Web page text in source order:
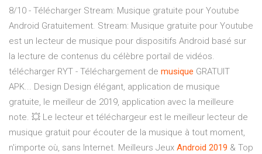
8/10 - Télécharger Stream: Musique gratuite pour Youtube
Android Gratuitement. Stream: Musique gratuite pour Youtube
est un lecteur de musique pour dispositifs Android basé sur
la lecture de contenus du célèbre portail de vidéos.
télécharger RYT - Téléchargement de musique GRATUIT
APK... Design Design élégant, application de musique
gratuite, le meilleur de 2019, application avec la meilleure
note. 💥 Le lecteur et téléchargeur est le meilleur lecteur de
musique gratuit pour écouter de la musique à tout moment,
n'importe où, sans Internet. Meilleurs Jeux Android 2019 & Top